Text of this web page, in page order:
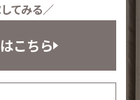
てみる／
こちら